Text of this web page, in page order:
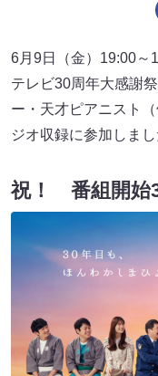
6月9日（金）19:00～
テレビ30周年大感謝
ー・天才ピアニスト
ジオ収録に参加しまし
祝！ 番組開始